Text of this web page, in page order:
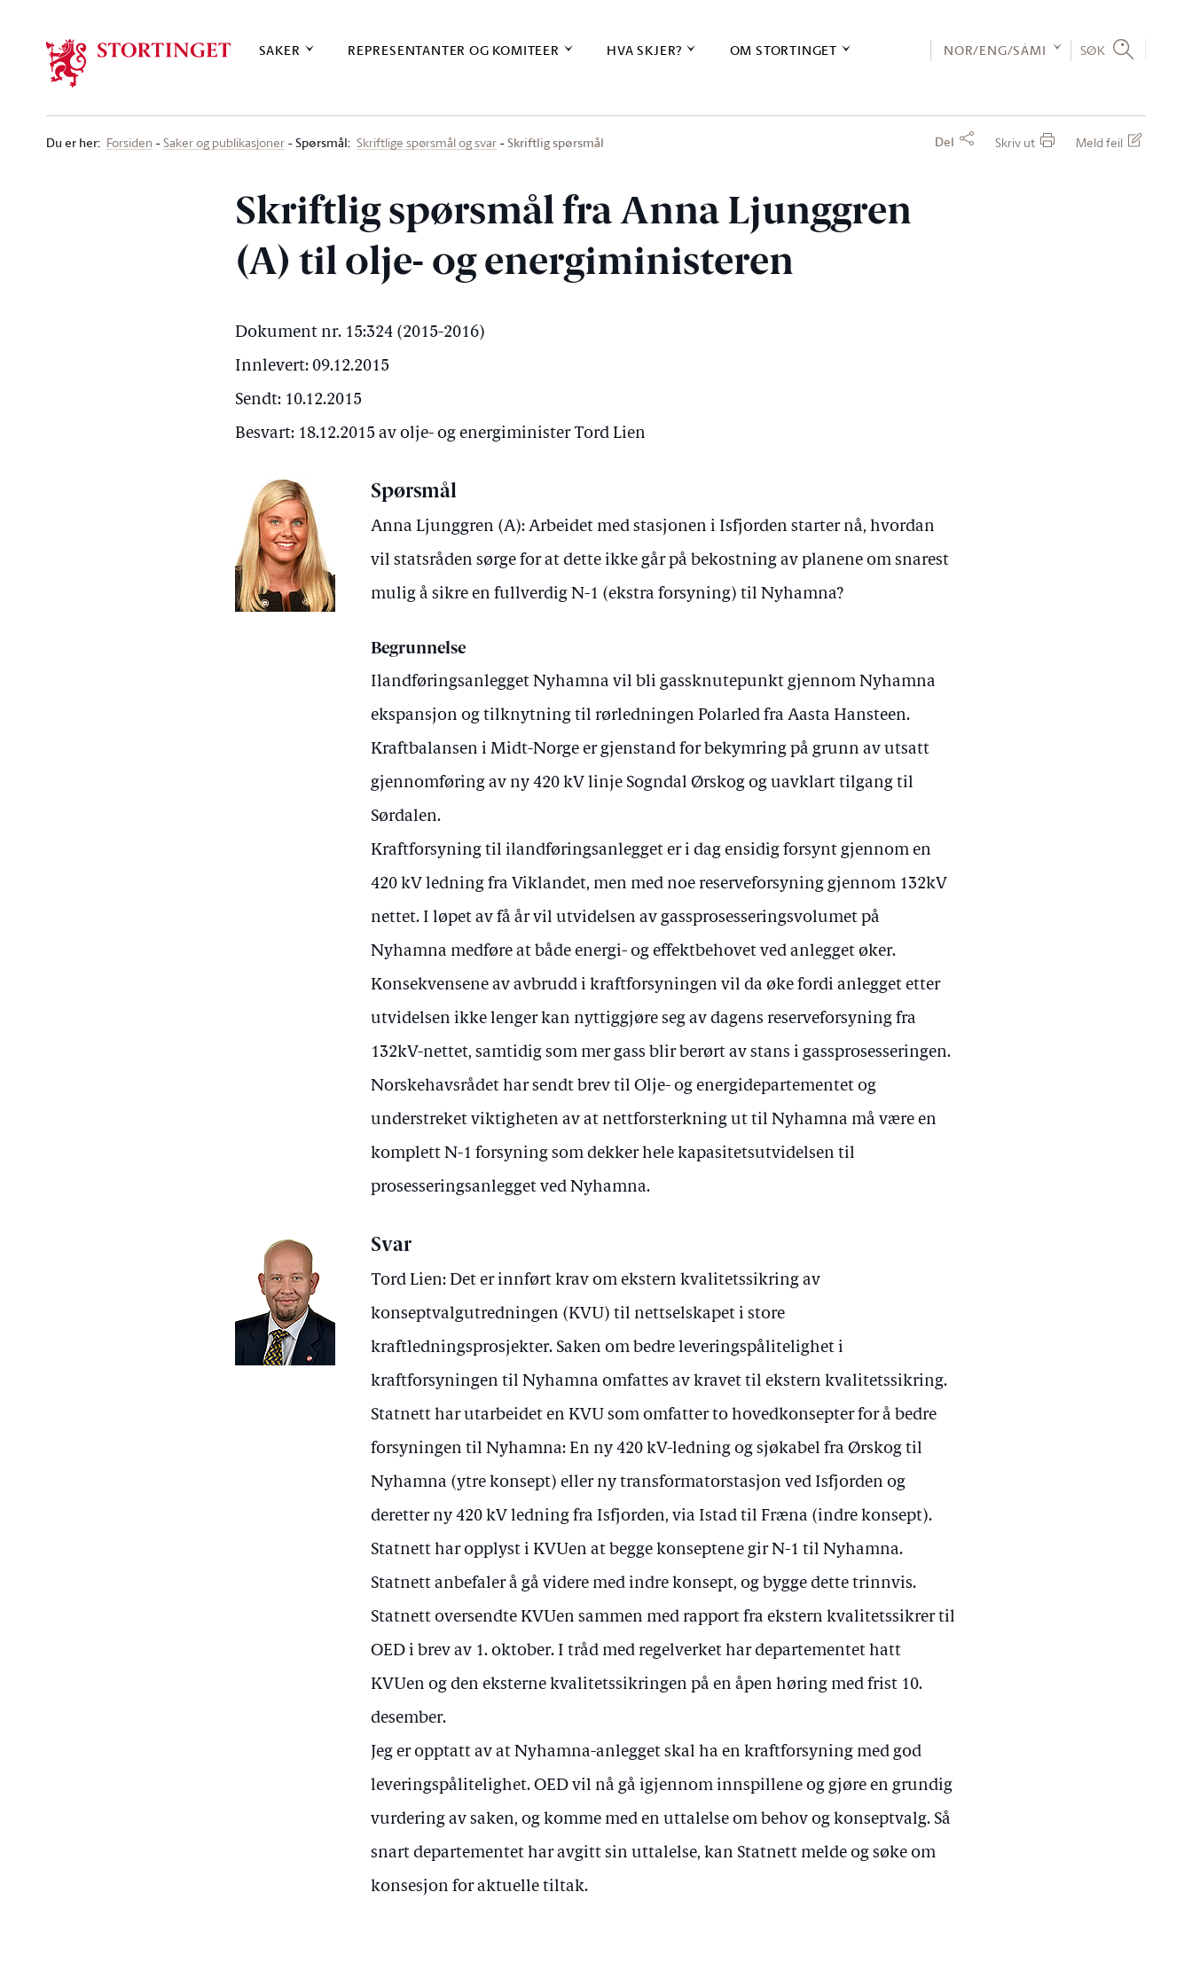
SAKER REPRESENTANTER OG KOMITEER HVA SKJER? OM STORTINGET NOR/ENG/SÁMI SØK
Du er her: Forsiden Saker og publikasjoner Spørsmål: Skriftlige spørsmål og svar Skriftlig spørsmål Del Skriv ut Meld feil
Skriftlig spørsmål fra Anna Ljunggren
(A) til olje- og energiministeren
Dokument nr. 15:324 (2015-2016)
Innlevert: 09.12.2015
Sendt: 10.12.2015
Besvart: 18.12.2015 av olje- og energiminister Tord Lien
Spørsmål
Anna Ljunggren (A): Arbeidet med stasjonen i Isfjorden starter nå, hvordan
vil statsråden sørge for at dette ikke går på bekostning av planene om snarest
mulig å sikre en fullverdig N-1 (ekstra forsyning) til Nyhamna?
Begrunnelse
Ilandføringsanlegget Nyhamna vil bli gassknutepunkt gjennom Nyhamna
ekspansjon og tilknytning til rørledningen Polarled fra Aasta Hansteen.
Kraftbalansen i Midt-Norge er gjenstand for bekymring på grunn av utsatt
gjennomføring av ny 420 kV linje Sogndal Ørskog og uavklart tilgang til
Sørdalen.
Kraftforsyning til ilandføringsanlegget er i dag ensidig forsynt gjennom en
420 kV ledning fra Viklandet, men med noe reserveforsyning gjennom 132kV
nettet. I løpet av få år vil utvidelsen av gassprosesseringsvolumet på
Nyhamna medføre at både energi- og effektbehovet ved anlegget øker.
Konsekvensene av avbrudd i kraftforsyningen vil da øke fordi anlegget etter
utvidelsen ikke lenger kan nyttiggjøre seg av dagens reserveforsyning fra
132kV-nettet, samtidig som mer gass blir berørt av stans i gassprosesseringen.
Norskehavsrådet har sendt brev til Olje- og energidepartementet og
understreket viktigheten av at nettforsterkning ut til Nyhamna må være en
komplett N-1 forsyning som dekker hele kapasitetsutvidelsen til
prosesseringsanlegget ved Nyhamna.
Svar
Tord Lien: Det er innført krav om ekstern kvalitetssikring av
konseptvalgutredningen (KVU) til nettselskapet i store
kraftledningsprosjekter. Saken om bedre leveringspålitelighet i
kraftforsyningen til Nyhamna omfattes av kravet til ekstern kvalitetssikring.
Statnett har utarbeidet en KVU som omfatter to hovedkonsepter for å bedre
forsyningen til Nyhamna: En ny 420 kV-ledning og sjøkabel fra Ørskog til
Nyhamna (ytre konsept) eller ny transformatorstasjon ved Isfjorden og
deretter ny 420 kV ledning fra Isfjorden, via Istad til Fræna (indre konsept).
Statnett har opplyst i KVUen at begge konseptene gir N-1 til Nyhamna.
Statnett anbefaler å gå videre med indre konsept, og bygge dette trinnvis.
Statnett oversendte KVUen sammen med rapport fra ekstern kvalitetssikrer til
OED i brev av 1. oktober. I tråd med regelverket har departementet hatt
KVUen og den eksterne kvalitetssikringen på en åpen høring med frist 10.
desember.
Jeg er opptatt av at Nyhamna-anlegget skal ha en kraftforsyning med god
leveringspålitelighet. OED vil nå gå igjennom innspillene og gjøre en grundig
vurdering av saken, og komme med en uttalelse om behov og konseptvalg. Så
snart departementet har avgitt sin uttalelse, kan Statnett melde og søke om
konsesjon for aktuelle tiltak.